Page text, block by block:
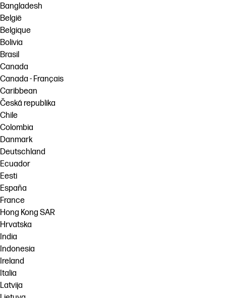
Bangladesh
België
Belgique
Bolivia
Brasil
Canada
Canada - Français
Caribbean
Česká republika
Chile
Colombia
Danmark
Deutschland
Ecuador
Eesti
España
France
Hong Kong SAR
Hrvatska
India
Indonesia
Ireland
Italia
Latvija